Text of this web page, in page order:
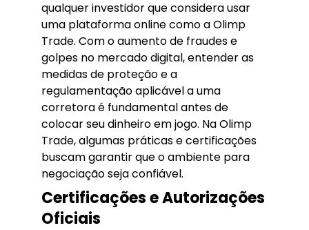
qualquer investidor que considera usar
uma plataforma online como a Olimp
Trade. Com o aumento de fraudes e
golpes no mercado digital, entender as
medidas de proteção e a
regulamentação aplicável a uma
corretora é fundamental antes de
colocar seu dinheiro em jogo. Na Olimp
Trade, algumas práticas e certificações
buscam garantir que o ambiente para
negociação seja confiável.
Certificações e Autorizações
Oficiais